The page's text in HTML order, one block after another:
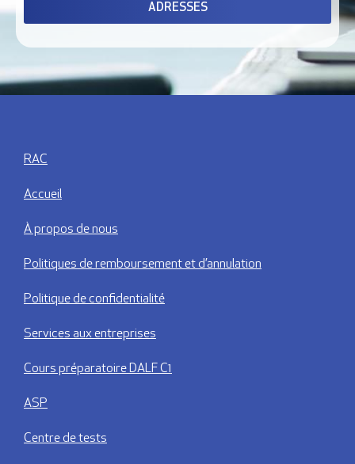
ADRESSES
RAC
Accueil
À propos de nous
Politiques de remboursement et d’annulation
Politique de confidentialité
Services aux entreprises
Cours préparatoire DALF C1
ASP
Centre de tests